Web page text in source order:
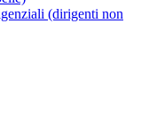
(dirigenti non